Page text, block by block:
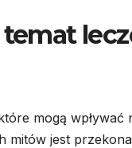
mogą
jest